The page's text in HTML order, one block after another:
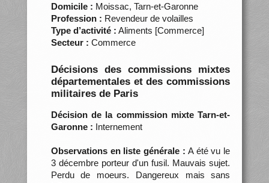
Domicile : Moissac, Tarn-et-Garonne
Profession : Revendeur de volailles
Type d’activité : Aliments [Commerce]
Secteur : Commerce
Décisions des commissions mixtes
départementales et des commissions
militaires de Paris
Décision de la commission mixte Tarn-et-
Garonne : Internement
Observations en liste générale : A été vu le
3 décembre porteur d'un fusil. Mauvais sujet.
Perdu de moeurs. Dangereux mais sans